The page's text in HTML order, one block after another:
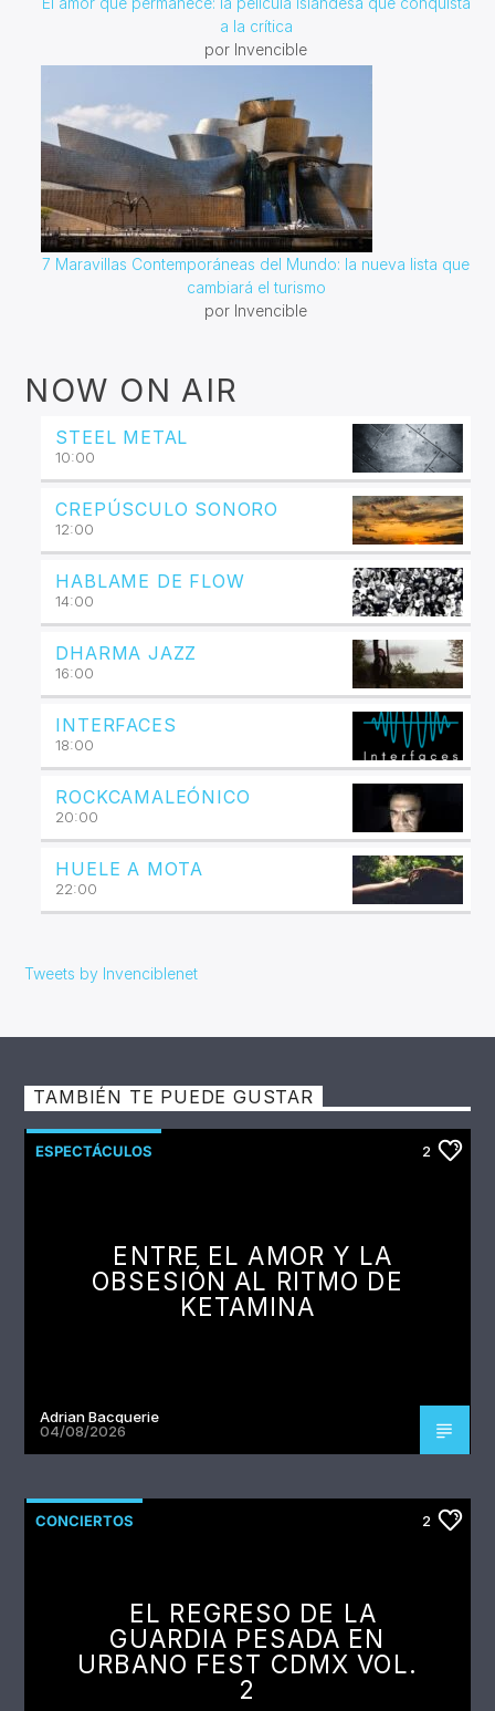
a la crítica
por Invencible
7 Maravillas Contemporáneas del Mundo: la nueva lista que
cambiará el turismo
por Invencible
NOW ON AIR
STEEL METAL
10:00
CREPÚSCULO SONORO
12:00
HABLAME DE FLOW
14:00
DHARMA JAZZ
16:00
INTERFACES
18:00
ROCKCAMALEÓNICO
20:00
HUELE A MOTA
22:00
Tweets by Invenciblenet
TAMBIÉN TE PUEDE GUSTAR
ESPECTÁCULOS 2
ENTRE EL AMOR Y LA
OBSESIÓN AL RITMO DE
KETAMINA
Adrian Bacquerie
04/08/2026
CONCIERTOS 2
EL REGRESO DE LA
GUARDIA PESADA EN
URBANO FEST CDMX VOL.
2